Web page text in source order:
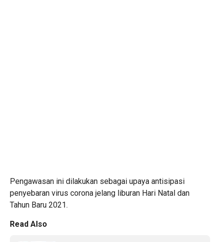
Pengawasan ini dilakukan sebagai upaya antisipasi
penyebaran virus corona jelang liburan Hari Natal dan
Tahun Baru 2021.
Read Also